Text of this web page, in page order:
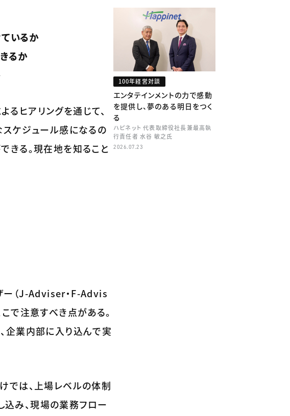
いるか
るか
るヒアリングを通じて、
スケジュール感になるの
きる。現在地を知ること
ー（J-Adviser・F-Advis
で注意すべき点がある。
企業内部に入り込んで実
では、上場レベルの体制
み、現場の業務フロー
100年経営対談
エンタテインメントの力で感動
を提供し、夢のある明日をつく
る
ハピネット 代表取締役社長兼最高執
行責任者 水谷 敏之氏
2026.07.23